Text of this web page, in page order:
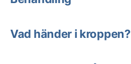
Vad händer i kroppen?